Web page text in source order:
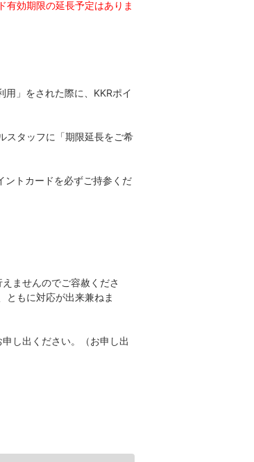
有効期限の延長予定はありま
」をされた際に、KKRポイ
スタッフに「期限延長をご希
ントカードを必ずご持参くだ
ませんのでご容赦くださ
ともに対応が出来兼ねま
し出ください。（お申し出